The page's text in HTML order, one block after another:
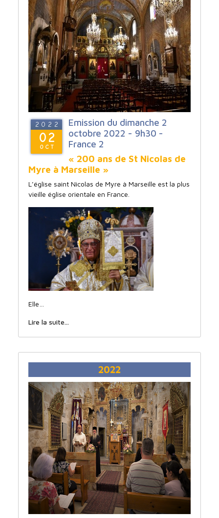
2022
02
OCT
Emission du dimanche 2
octobre 2022 - 9h30 -
France 2
« 200 ans de St Nicolas de
Myre à Marseille »
L’église saint Nicolas de Myre à Marseille est la plus
vieille église orientale en France.
Elle…
Lire la suite...
2022